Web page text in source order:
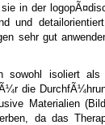
in der
und
sehr gut
sowohl isoliert als
die
Materialien
da das